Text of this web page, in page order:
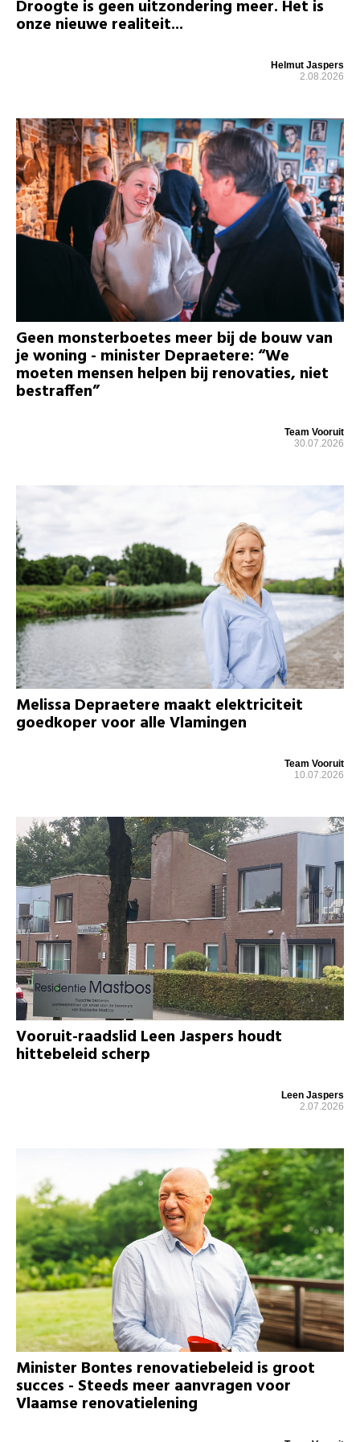
Droogte is geen uitzondering meer. Het is
onze nieuwe realiteit...
Helmut Jaspers
2.08.2026
Geen monsterboetes meer bij de bouw van
je woning - minister Depraetere: “We
moeten mensen helpen bij renovaties, niet
bestraffen”
Team Vooruit
30.07.2026
Melissa Depraetere maakt elektriciteit
goedkoper voor alle Vlamingen
Team Vooruit
10.07.2026
Vooruit-raadslid Leen Jaspers houdt
hittebeleid scherp
Leen Jaspers
2.07.2026
Minister Bontes renovatiebeleid is groot
succes - Steeds meer aanvragen voor
Vlaamse renovatielening